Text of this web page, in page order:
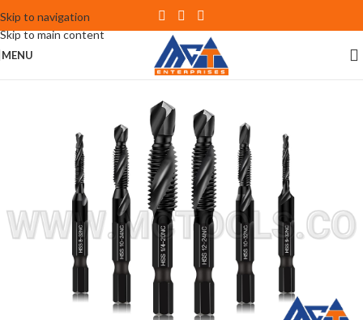
Skip to navigation
Skip to main content
MENU